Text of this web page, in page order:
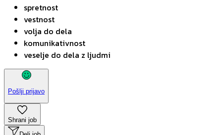
spretnost
vestnost
volja do dela
komunikativnost
veselje do dela z ljudmi
Pošlji prijavo
Shrani job